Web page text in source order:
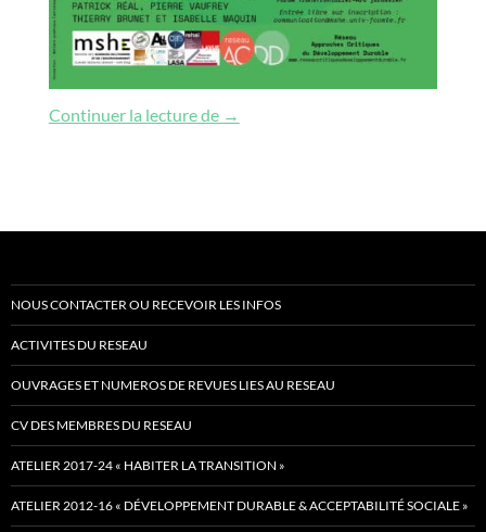
Continuer la lecture de Les mobilités transfrontalières :
→
NOUS CONTACTER OU RECEVOIR LES INFOS
ACTIVITES DU RESEAU
OUVRAGES ET NUMEROS DE REVUES LIES AU RESEAU
CV DES MEMBRES DU RESEAU
ATELIER 2017-24 « HABITER LA TRANSITION »
ATELIER 2012-16 « DÉVELOPPEMENT DURABLE & ACCEPTABILITÉ SOCIALE »